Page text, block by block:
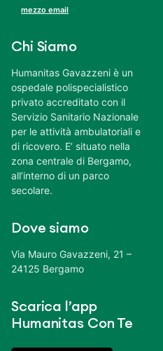
mezzo email
Chi Siamo
Humanitas Gavazzeni è un
ospedale polispecialistico
privato accreditato con il
Servizio Sanitario Nazionale
per le attività ambulatoriali e
di ricovero. E’ situato nella
zona centrale di Bergamo,
all’interno di un parco
secolare.
Dove siamo
Via Mauro Gavazzeni, 21 –
24125 Bergamo
Scarica l’app
Humanitas Con Te